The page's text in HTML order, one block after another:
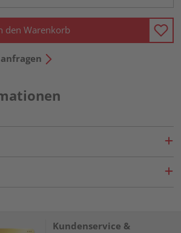
den Warenkorb
Kundenservice &